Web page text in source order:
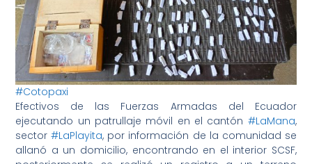
#Cotopaxi
Efectivos de las Fuerzas Armadas del Ecuador
ejecutando un patrullaje móvil en el cantón #LaMana,
sector#LaPlayita, por información de la comunidad se
allanó a un domicilio, encontrando en el interior SCSF,